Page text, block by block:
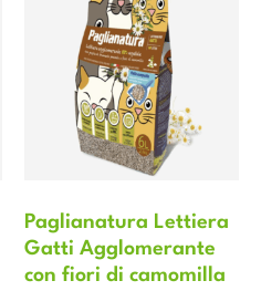
Paglianatura Lettiera
Gatti Agglomerante
con fiori di camomilla